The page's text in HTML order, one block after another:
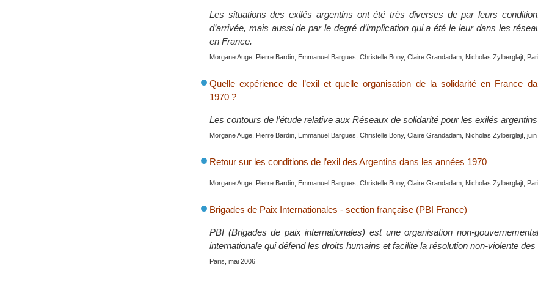
Les situations des exilés argentins ont été très diverses de par leurs
d’arrivée, mais aussi de par le degré d’implication qui a été le leur dans les
en France.
Morgane Auge, Pierre Bardin, Emmanuel Bargues, Christelle Bony, Claire Grandadam, Nicholas Zylberglajt,
Quelle expérience de l’exil et quelle organisation de la solidarité en France
1970 ?
Les contours de l’étude relative aux Réseaux de solidarité pour les exilés argentins
Morgane Auge, Pierre Bardin, Emmanuel Bargues, Christelle Bony, Claire Grandadam, Nicholas Zylberglajt,
Retour sur les conditions de l’exil des Argentins dans les années 1970
Morgane Auge, Pierre Bardin, Emmanuel Bargues, Christelle Bony, Claire Grandadam, Nicholas Zylberglajt,
Brigades de Paix Internationales - section française (PBI France)
PBI (Brigades de paix internationales) est une organisation non-
internationale qui défend les droits humains et facilite la résolution non-violente des
Paris, mai 2006